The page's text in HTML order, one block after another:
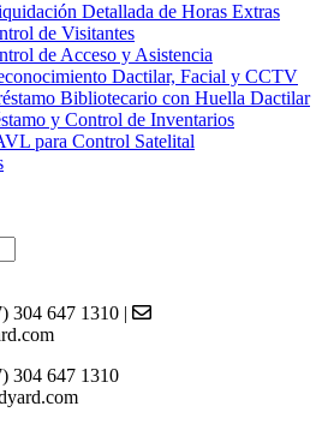
Detallada de Horas Extras
de Visitantes
de Acceso y Asistencia
Dactilar, Facial y CCTV
Bibliotecario con Huella Dactilar
y Control de Inventarios
para Control Satelital
304 647 1310 |
304 647 1310